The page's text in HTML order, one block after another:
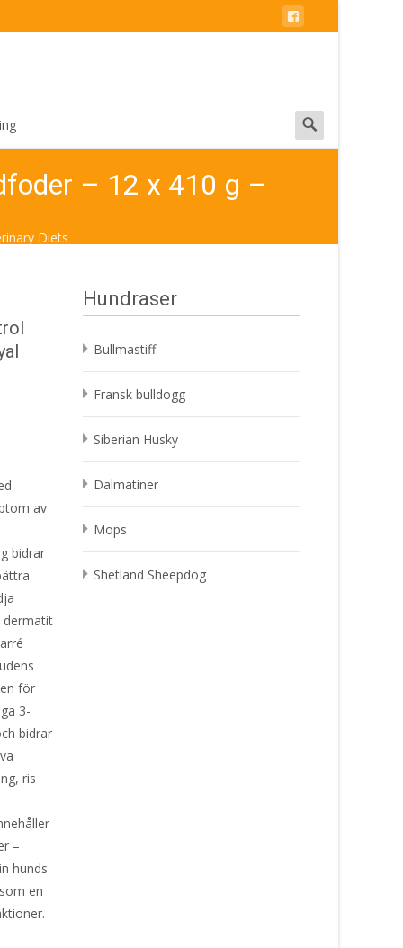
Search
for:
– 12 x 410 g –
Diets
av
bidrar
dermatit
för
3-
bidrar
ris
–
hunds
en
Hundraser
Bullmastiff
Fransk bulldogg
Siberian Husky
Dalmatiner
Mops
Shetland Sheepdog